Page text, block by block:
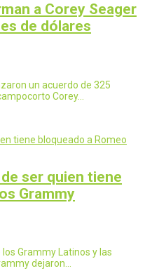
a Corey Seager
de dólares
un acuerdo de 325
Corey…
ser quien tiene
Grammy
los Grammy Latinos y las
dejaron…